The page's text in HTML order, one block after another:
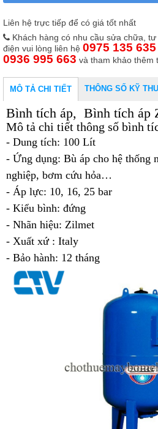
Liên hệ trực tiếp để có giá tốt nhất
Khách hàng có nhu cầu sửa chữa,
điện vui lòng liên hệ 0975 135
0936 995 663 và tham khảo thêm
MÔ TẢ CHI TIẾT THÔNG SỐ KỸ
Bình tích áp, Bình tích áp
Mô tả chi tiết thông số bình
- Dung tích: 100 Lít
- Ứng dụng: Bù áp cho hệ thống
nghiệp, bơm cứu hỏa…
- Áp lực: 10, 16, 25 bar
- Kiểu bình: đứng
- Nhãn hiệu: Zilmet
- Xuất xứ : Italy
- Bảo hành: 12 tháng